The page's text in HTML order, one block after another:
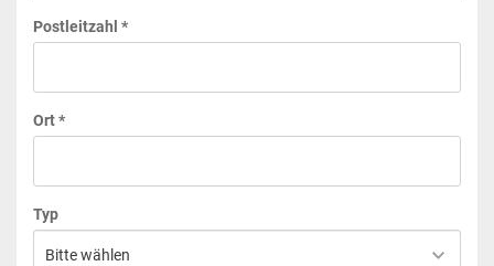
Postleitzahl *
Ort *
Typ